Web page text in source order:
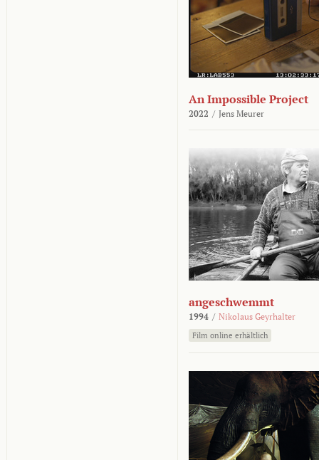
An Impossible Project
2022 / Jens Meurer
angeschwemmt
1994 / Nikolaus Geyrhalter
Film online erhältlich